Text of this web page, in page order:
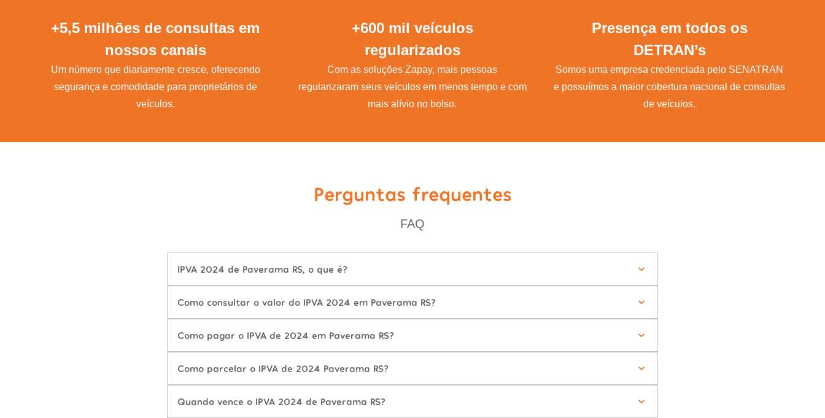
+5,5 milhões de consultas em
nossos canais
Um número que diariamente cresce, oferecendo
segurança e comodidade para proprietários de
veículos.
+600 mil veículos
regularizados
Com as soluções Zapay, mais pessoas
regularizaram seus veículos em menos tempo e com
mais alívio no bolso.
Presença em todos os
DETRAN’s
Somos uma empresa credenciada pelo SENATRAN
e possuímos a maior cobertura nacional de consultas
de veículos.
Perguntas frequentes
FAQ
IPVA 2024 de Paverama RS, o que é?
Como consultar o valor do IPVA 2024 em Paverama RS?
Como pagar o IPVA de 2024 em Paverama RS?
Como parcelar o IPVA de 2024 Paverama RS?
Quando vence o IPVA 2024 de Paverama RS?